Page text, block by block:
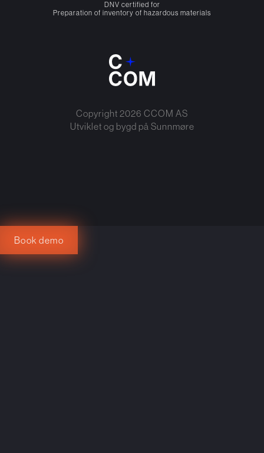
DNV certified for
Preparation of inventory of hazardous materials
Copyright 2026 CCOM AS
Utviklet og bygd på Sunnmøre
Book demo